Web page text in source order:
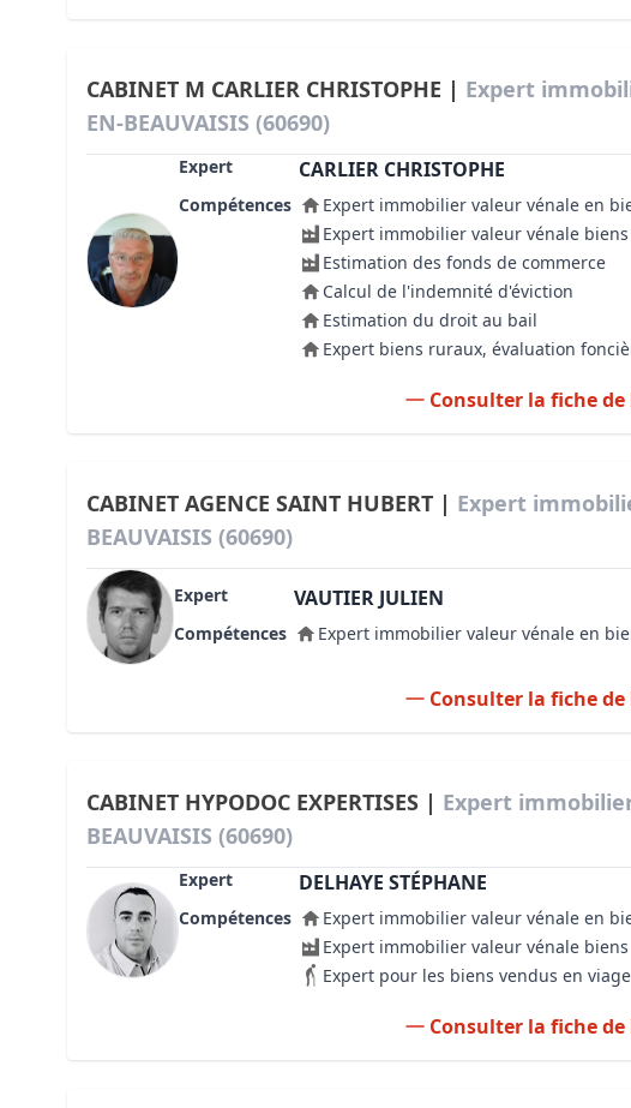
CABINET M CARLIER CHRISTOPHE | Expert
EN-BEAUVAISIS (60690)
Expert CARLIER CHRISTOPHE
Compétences
Expert immobilier valeur vénale en
Expert immobilier valeur vénale
Estimation des fonds de commerce
Calcul de l'indemnité d'éviction
Estimation du droit au bail
Expert biens ruraux, évaluation
Consulter la fiche
CABINET AGENCE SAINT HUBERT | Expert
BEAUVAISIS (60690)
Expert VAUTIER JULIEN
Compétences Expert immobilier valeur vénale en
Consulter la fiche
CABINET HYPODOC EXPERTISES | Expert immobilier
BEAUVAISIS (60690)
Expert DELHAYE STÉPHANE
Compétences
Expert immobilier valeur vénale en
Expert immobilier valeur vénale
Expert pour les biens vendus en
Consulter la fiche